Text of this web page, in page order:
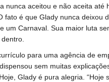
nunca aceitou e não aceita até
fato é que Glady nunca deixou
um Carnaval. Sua maior luta
para uma agência de
sem muitas
Glady é pura alegria.